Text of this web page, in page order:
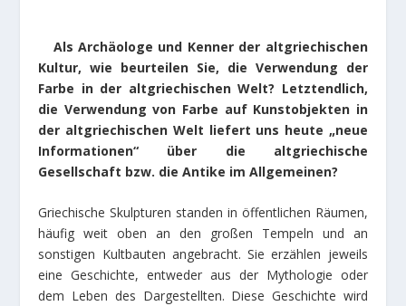
Als Archäologe und Kenner der altgriechischen
Kultur, wie beurteilen Sie, die Verwendung der
Farbe in der altgriechischen Welt? Letztendlich,
die Verwendung von Farbe auf Kunstobjekten in
der altgriechischen Welt liefert uns heute „neue
Informationen“ über die altgriechische
Gesellschaft bzw. die Antike im Allgemeinen?
Griechische Skulpturen standen in öffentlichen Räumen,
häufig weit oben an den großen Tempeln und an
sonstigen Kultbauten angebracht. Sie erzählen jeweils
eine Geschichte, entweder aus der Mythologie oder
dem Leben des Dargestellten. Diese Geschichte wird